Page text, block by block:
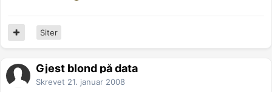
Siter
Gjest blond på data
Skrevet 21. januar 2008